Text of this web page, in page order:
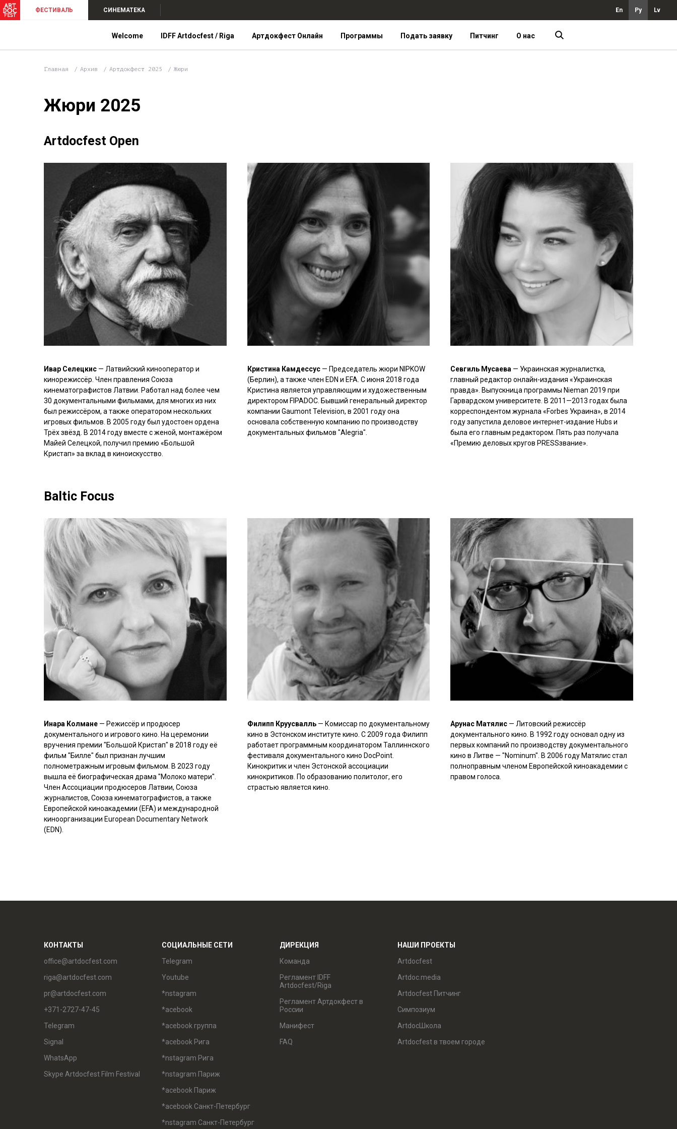
ФЕСТИВАЛЬ СИНЕМАТЕКА En Ру Lv
Welcome IDFF Artdocfest / Riga Артдокфест Онлайн Программы Подать заявку Питчинг О нас
Главная Архив Артдокфест 2025 Жюри
Жюри 2025
Artdocfest Open
Ивар Селецкис — Латвийский кинооператор и
кинорежиссёр. Член правления Союза
кинематографистов Латвии. Работал над более чем
30 документальными фильмами, для многих из них
был режиссёром, а также оператором нескольких
игровых фильмов. В 2005 году был удостоен ордена
Трёх звёзд. В 2014 году вместе с женой, монтажёром
Майей Селецкой, получил премию «Большой
Кристап» за вклад в киноискусство.
Кристина Камдессус— Председатель жюри NIPKOW
(Берлин), а также член EDN и EFA. С июня 2018 года
Кристина является управляющим и художественным
директором FIPADOC. Бывший генеральный директор
компании Gaumont Television, в 2001 году она
основала собственную компанию по производству
документальных фильмов "Alegria".
Севгиль Мусаева — Украинская журналистка,
главный редактор онлайн-издания «Украинская
правда». Выпускница программы Nieman 2019 при
Гарвардском университете. В 2011—2013 годах была
корреспондентом журнала «Forbes Украина», в 2014
году запустила деловое интернет-издание Hubs и
была его главным редактором. Пять раз получала
«Премию деловых кругов PRESSзвание».
Baltic Focus
Инара Колмане — Режиссёр и продюсер
документального и игрового кино. На церемонии
вручения премии "Большой Кристап" в 2018 году её
фильм "Билле" был признан лучшим
полнометражным игровым фильмом. В 2023 году
вышла её биографическая драма "Молоко матери".
Член Ассоциации продюсеров Латвии, Союза
журналистов, Союза кинематографистов, а также
Европейской киноакадемии (EFA) и международной
киноорганизации European Documentary Network
(EDN).
Филипп Круусвалль— Комиссар по документальному
кино в Эстонском институте кино. С 2009 года Филипп
работает программным координатором Таллиннского
фестиваля документального кино DocPoint.
Кинокритик и член Эстонской ассоциации
кинокритиков. По образованию политолог, его
страстью является кино.
Арунас Матялис — Литовский режиссёр
документального кино. В 1992 году основал одну из
первых компаний по производству документального
кино в Литве — "Nominum". В 2006 году Матялис стал
полноправным членом Европейской киноакадемии с
правом голоса.
КОНТАКТЫ
office@artdocfest.com
riga@artdocfest.com
pr@artdocfest.com
+371-2727-47-45
Telegram
Signal
WhatsApp
Skype Artdocfest Film Festival
СОЦИАЛЬНЫЕ СЕТИ
Telegram
Youtube
*nstagram
*acebook
*acebook группа
*acebook Рига
*nstagram Рига
*nstagram Париж
*acebook Париж
*acebook Санкт-Петербург
*nstagram Санкт-Петербург
ДИРЕКЦИЯ
Команда
Регламент IDFF
Artdocfest/Riga
Регламент Артдокфест в
России
Манифест
FAQ
НАШИ ПРОЕКТЫ
Artdocfest
Artdoc.media
Artdocfest Питчинг
Симпозиум
ArtdocШкола
Artdocfest в твоем городе